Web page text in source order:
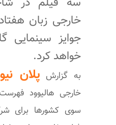
خارجی زبان
جوایز سینمایی
خواهد کرد.
به گزارش پلان
خارجی هالیوود
سوی کشورها برای